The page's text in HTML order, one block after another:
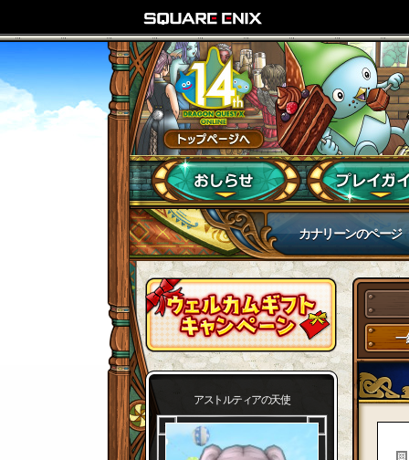
カナリーンのページ
アストルティアの天使
一